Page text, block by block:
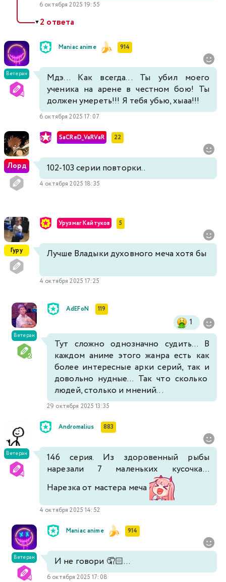
6 октября 2025 19:55
▼2 ответа
Ветеран
Maniac anime 914
Мдэ... Как всегда... Ты убил моего
ученика на арене в честном бою! Ты
должен умереть!!! Я тебя убью, хыаа!!!
6 октября 2025 17:07
Лорд
SaCReD_VaRVaR 22
102-103 серии повторки..
4 октября 2025 18:35
Гуру
Урузмаг Кайтуков 5
Лучше Владыки духовного меча хотя бы
4 октября 2025 17:25
Ветеран
AdEFoN 119
1
Тут сложно однозначно судить... В
каждом аниме этого жанра есть как
более интересные арки серий, так и
довольно нудные... Так что сколько
людей, столько и мнений...
29 октября 2025 13:35
Ветеран
Andromalius 883
146 серия. Из здоровенный рыбы
нарезали 7 маленьких кусочка...
Нарезка от мастера меча
4 октября 2025 14:52
Ветеран
Maniac anime 914
И не говори 🤦🏻...
6 октября 2025 17:08